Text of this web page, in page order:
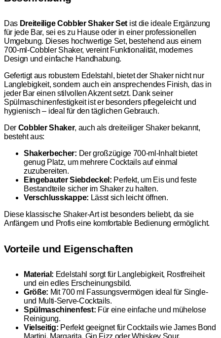
Das Dreiteilige Cobbler Shaker Setist die ideale Ergänzung
für jede Bar, sei es zu Hause oder in einer professionellen
Umgebung. Dieses hochwertige Set, bestehend aus einem
700-ml-Cobbler Shaker, vereint Funktionalität, modernes
Design und einfache Handhabung.
Gefertigt aus robustem Edelstahl, bietet der Shaker nicht nur
Langlebigkeit, sondern auch ein ansprechendes Finish, das in
jeder Bar einen stilvollen Akzent setzt. Dank seiner
Spülmaschinenfestigkeit ist er besonders pflegeleicht und
hygienisch – ideal für den täglichen Gebrauch.
Der Cobbler Shaker, auch als dreiteiliger Shaker bekannt,
besteht aus:
Shakerbecher: Der großzügige 700-ml-Inhalt bietet
genug Platz, um mehrere Cocktails auf einmal
zuzubereiten.
Eingebauter Siebdeckel: Perfekt, um Eis und feste
Bestandteile sicher im Shaker zu halten.
Verschlusskappe: Lässt sich leicht öffnen.
Diese klassische Shaker-Art ist besonders beliebt, da sie
Anfängern und Profis eine komfortable Bedienung ermöglicht.
Vorteile und Eigenschaften
Material: Edelstahl sorgt für Langlebigkeit, Rostfreiheit
und ein edles Erscheinungsbild.
Größe: Mit 700 ml Fassungsvermögen ideal für Single-
und Multi-Serve-Cocktails.
Spülmaschinenfest: Für eine einfache und mühelose
Reinigung.
Vielseitig: Perfekt geeignet für Cocktails wie James Bond